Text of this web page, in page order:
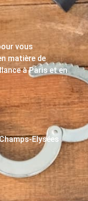
vous
matière de
à Paris et en
Elysées